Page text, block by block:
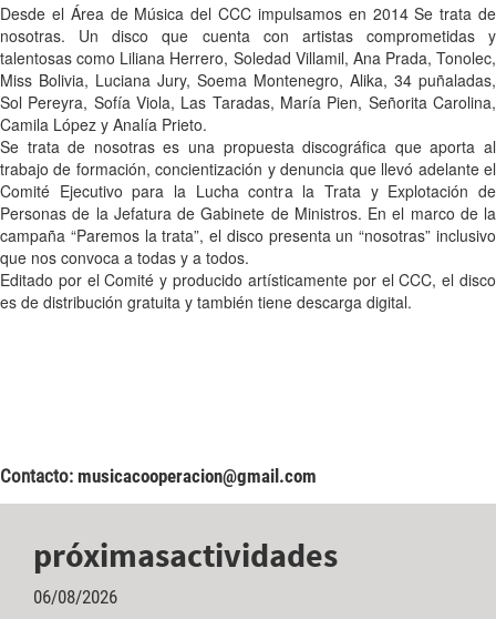
Desde el Área de Música del CCC impulsamos en 2014 Se trata de
nosotras. Un disco que cuenta con artistas comprometidas y
talentosas como Liliana Herrero, Soledad Villamil, Ana Prada, Tonolec,
Miss Bolivia, Luciana Jury, Soema Montenegro, Alika, 34 puñaladas,
Sol Pereyra, Sofía Viola, Las Taradas, María Pien, Señorita Carolina,
Camila López y Analía Prieto.
Se trata de nosotras es una propuesta discográfica que aporta al
trabajo de formación, concientización y denuncia que llevó adelante el
Comité Ejecutivo para la Lucha contra la Trata y Explotación de
Personas de la Jefatura de Gabinete de Ministros. En el marco de la
campaña “Paremos la trata”, el disco presenta un “nosotras” inclusivo
que nos convoca a todas y a todos.
Editado por el Comité y producido artísticamente por el CCC, el disco
es de distribución gratuita y también tiene descarga digital.
Contacto: musicacooperacion@gmail.com
próximasactividades
06/08/2026